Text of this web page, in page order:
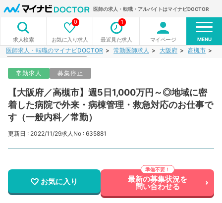
医師の求人・転職・アルバイトはマイナビDOCTOR
求人検索 お気に入り求人
0
最近見た求人
1
マイページ MENU
医師求人・転職のマイナビDOCTOR 常勤医師求人 大阪府 高槻市
常勤求人 募集停止
【大阪府／高槻市】週5日1,000万円～◎地域に密
着した病院で外来・病棟管理・救急対応のお仕事で
す（一般内科／常勤）
更新日 : 2022/11/29求人No : 635881
お気に入り 最新の募集状況を
問い合わせる